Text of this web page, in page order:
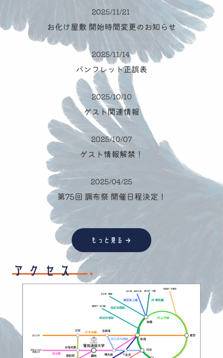
2025/11/21
お化け屋敷 開始時間変更のお知らせ
2025/11/14
パンフレット正誤表
2025/10/10
ゲスト関連情報
2025/10/07
ゲスト情報解禁！
2025/04/25
第75回 調布祭 開催日程決定！
もっと見る →
アクセス